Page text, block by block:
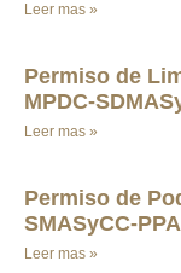
Leer mas »
Permiso de
MPDC-
Leer mas »
Permiso de
SMASyCC-
Leer mas »